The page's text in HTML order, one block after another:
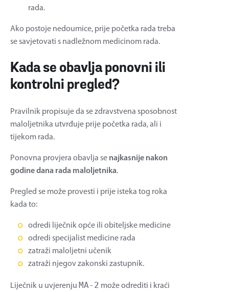
rada.
Ako postoje nedoumice, prije početka rada treba
se savjetovati s nadležnom medicinom rada.
Kada se obavlja ponovni ili
kontrolni pregled?
Pravilnik propisuje da se zdravstvena sposobnost
maloljetnika utvrđuje prije početka rada, ali i
tijekom rada.
Ponovna provjera obavlja se najkasnije nakon
godine dana rada maloljetnika.
Pregled se može provesti i prije isteka tog roka
kada to:
odredi liječnik opće ili obiteljske medicine
odredi specijalist medicine rada
zatraži maloljetni učenik
zatraži njegov zakonski zastupnik.
Liječnik u uvjerenju MA-2 može odrediti i kraći